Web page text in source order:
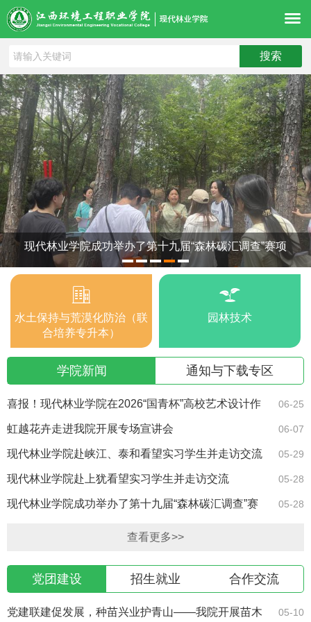
现代林业学院成功举办了第十九届“森林碳汇调查”赛项
1
2 3 4 5
水土保持与荒漠化防治（联
合培养专升本）
园林技术
学院新闻 通知与下载专区
06-25
喜报！现代林业学院在2026“国青杯”高校艺术设计作
品展中荣获佳绩 06-07
虹越花卉走进我院开展专场宣讲会
05-29
现代林业学院赴峡江、泰和看望实习学生并走访交流
05-28
现代林业学院赴上犹看望实习学生并走访交流
05-28
现代林业学院成功举办了第十九届“森林碳汇调查”赛
查看更多>>
党团建设 招生就业 合作交流
05-10
党建联建促发展，种苗兴业护青山——我院开展苗木